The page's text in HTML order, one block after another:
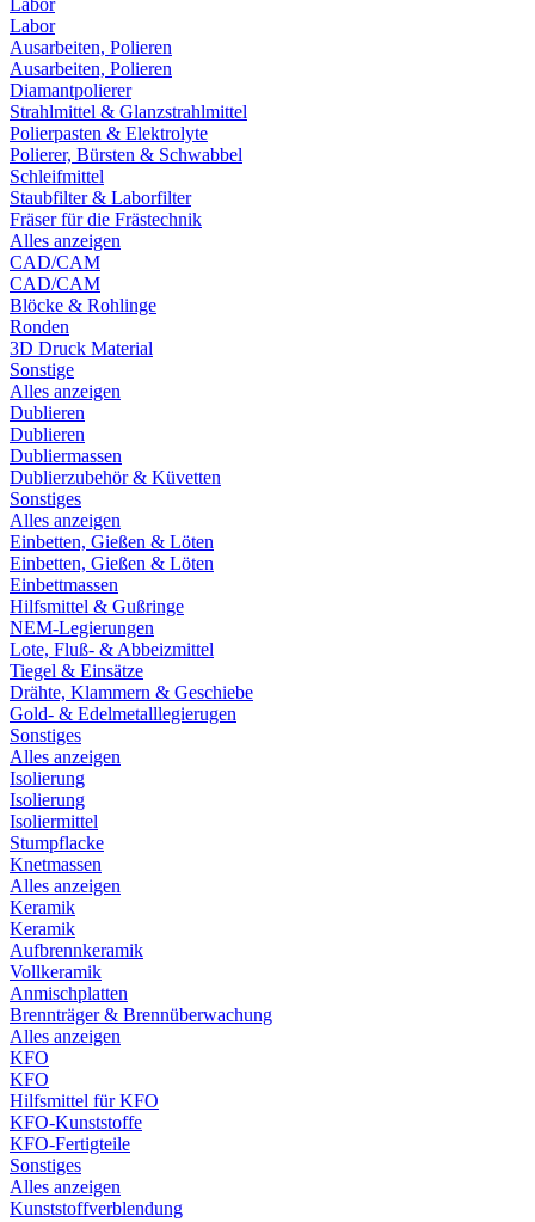
Labor
Labor
Ausarbeiten, Polieren
Ausarbeiten, Polieren
Diamantpolierer
Strahlmittel & Glanzstrahlmittel
Polierpasten & Elektrolyte
Polierer, Bürsten & Schwabbel
Schleifmittel
Staubfilter & Laborfilter
Fräser für die Frästechnik
Alles anzeigen
CAD/CAM
CAD/CAM
Blöcke & Rohlinge
Ronden
3D Druck Material
Sonstige
Alles anzeigen
Dublieren
Dublieren
Dubliermassen
Dublierzubehör & Küvetten
Sonstiges
Alles anzeigen
Einbetten, Gießen & Löten
Einbetten, Gießen & Löten
Einbettmassen
Hilfsmittel & Gußringe
NEM-Legierungen
Lote, Fluß- & Abbeizmittel
Tiegel & Einsätze
Drähte, Klammern & Geschiebe
Gold- & Edelmetalllegierugen
Sonstiges
Alles anzeigen
Isolierung
Isolierung
Isoliermittel
Stumpflacke
Knetmassen
Alles anzeigen
Keramik
Keramik
Aufbrennkeramik
Vollkeramik
Anmischplatten
Brennträger & Brennüberwachung
Alles anzeigen
KFO
KFO
Hilfsmittel für KFO
KFO-Kunststoffe
KFO-Fertigteile
Sonstiges
Alles anzeigen
Kunststoffverblendung